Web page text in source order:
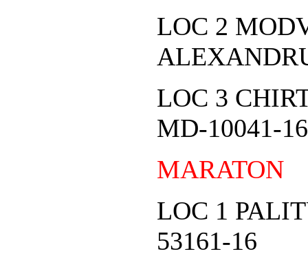
LOC 2
LOC 3
MD-10041-16
MARATON
LOC 1
53161-16